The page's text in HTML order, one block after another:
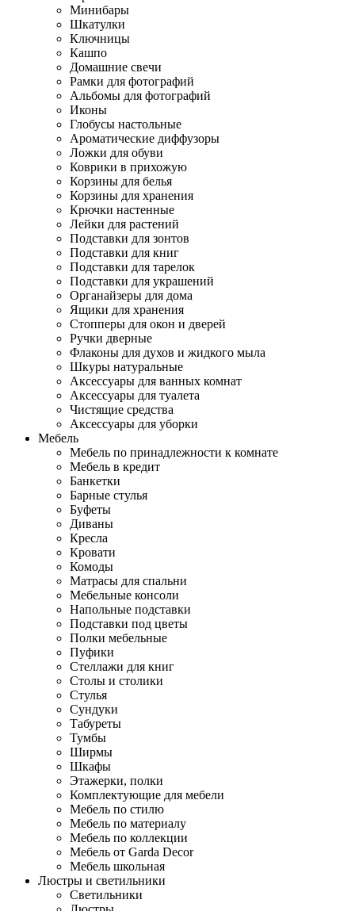
Минибары
Шкатулки
Ключницы
Кашпо
Домашние свечи
Рамки для фотографий
Альбомы для фотографий
Иконы
Глобусы настольные
Ароматические диффузоры
Ложки для обуви
Коврики в прихожую
Корзины для белья
Корзины для хранения
Крючки настенные
Лейки для растений
Подставки для зонтов
Подставки для книг
Подставки для тарелок
Подставки для украшений
Органайзеры для дома
Ящики для хранения
Стопперы для окон и дверей
Ручки дверные
Флаконы для духов и жидкого мыла
Шкуры натуральные
Аксессуары для ванных комнат
Аксессуары для туалета
Чистящие средства
Аксессуары для уборки
Мебель
Мебель по принадлежности к комнате
Мебель в кредит
Банкетки
Барные стулья
Буфеты
Диваны
Кресла
Кровати
Комоды
Матрасы для спальни
Мебельные консоли
Напольные подставки
Подставки под цветы
Полки мебельные
Пуфики
Стеллажи для книг
Столы и столики
Стулья
Сундуки
Табуреты
Тумбы
Ширмы
Шкафы
Этажерки, полки
Комплектующие для мебели
Мебель по стилю
Мебель по материалу
Мебель по коллекции
Мебель от Garda Decor
Мебель школьная
Люстры и светильники
Светильники